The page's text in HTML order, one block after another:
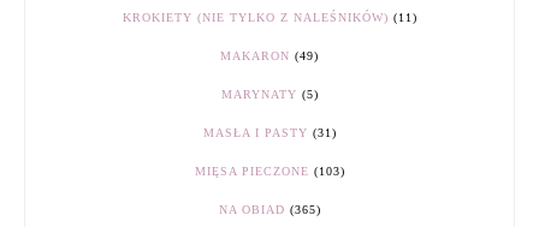
KROKIETY (NIE TYLKO Z NALEŚNIKÓW) (11)
MAKARON (49)
MARYNATY (5)
MASŁA I PASTY (31)
MIĘSA PIECZONE (103)
NA OBIAD (365)